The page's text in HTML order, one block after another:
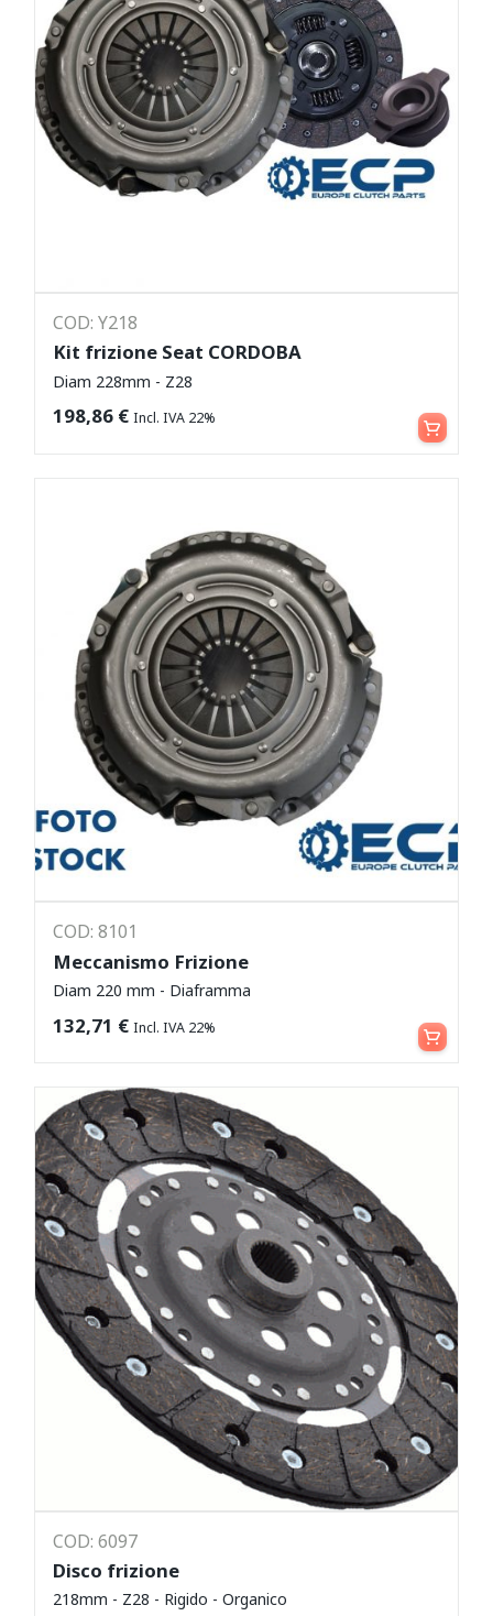
COD: Y218
Kit frizione Seat CORDOBA
Diam 228mm - Z28
198,86 € Incl. IVA 22% Aggiungi al carrello
COD: 8101
Meccanismo Frizione
Diam 220 mm - Diaframma
132,71 € Incl. IVA 22% Leggi tutto
COD: 6097
Disco frizione
218mm - Z28 - Rigido - Organico